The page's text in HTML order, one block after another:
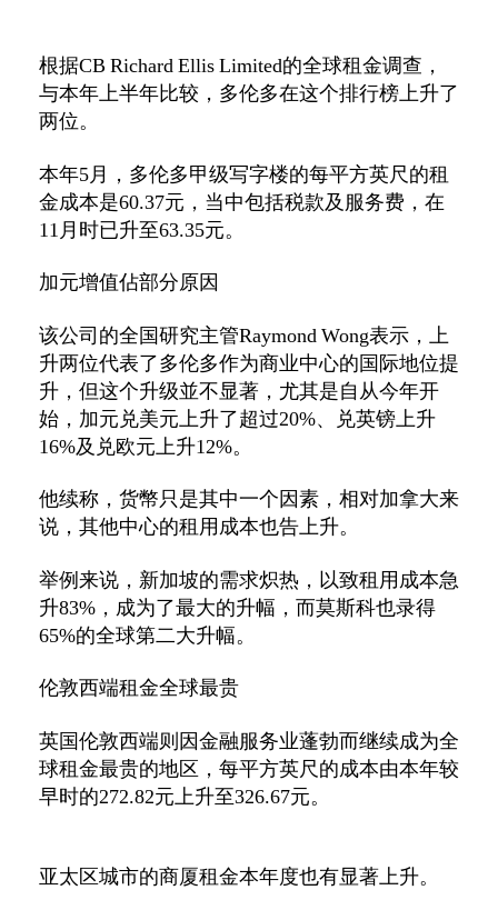
根据CB Richard Ellis Limited的全球租金调查，
与本年上半年比较，多伦多在这个排行榜上升了
两位。
本年5月，多伦多甲级写字楼的每平方英尺的租
金成本是60.37元，当中包括税款及服务费，在
11月时已升至63.35元。
加元增值佔部分原因
该公司的全国研究主管Raymond Wong表示，上
升两位代表了多伦多作为商业中心的国际地位提
升，但这个升级並不显著，尤其是自从今年开
始，加元兑美元上升了超过20%、兑英镑上升
16%及兑欧元上升12%。
他续称，货幣只是其中一个因素，相对加拿大来
说，其他中心的租用成本也告上升。
举例来说，新加坡的需求炽热，以致租用成本急
升83%，成为了最大的升幅，而莫斯科也录得
65%的全球第二大升幅。
伦敦西端租金全球最贵
英国伦敦西端则因金融服务业蓬勃而继续成为全
球租金最贵的地区，每平方英尺的成本由本年较
早时的272.82元上升至326.67元。
亚太区城市的商厦租金本年度也有显著上升。